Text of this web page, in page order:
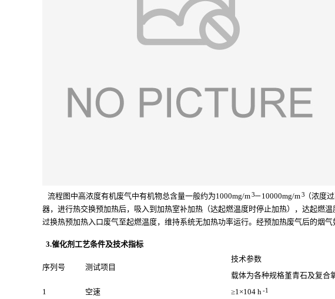
流程图中高浓度有机废气中有机物总含量一般约为1000mg/m3－10000mg/m3（浓度
器，进行热交换预加热后，吸入到加热室补加热（达起燃温度时停止加热），达起燃
过换热预加热入口废气至起燃温度，维持系统无加热功率运行。经预加热废气后的烟
3.催化剂工艺条件及技术指标
序列号 测试项目
技术参数
载体为各种规格堇青石及复合
1
空速 ≥1×104 h -1